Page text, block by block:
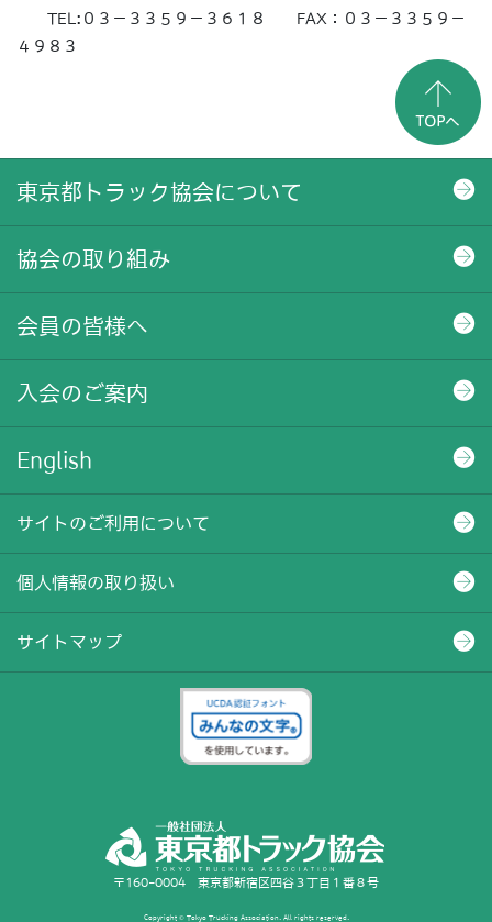
TEL:０３－３３５９－３６１８ FAX：０３－３３５９－
４９８３
東京都トラック協会について
協会の取り組み
会員の皆様へ
入会のご案内
English
サイトのご利用について
個人情報の取り扱い
サイトマップ
〒160-0004 東京都新宿区四谷３丁目１番８号
Copyright © Tokyo Trucking Association. All rights reserved.